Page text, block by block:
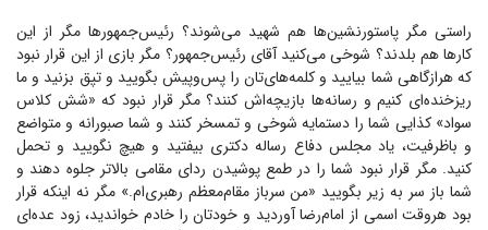
راستی مگر پاستورنشین‌ها هم شهید می‌شوند؟ رئیس‌جمهور‌ها مگر از این
کار‌ها هم بلدند؟ شوخی می‌کنید آقای رئیس‌جمهور؟ مگر بازی از این قرار نبود
که هرازگاهی شما بیایید و کلمه‌های‌تان را پس‌و‌پیش بگویید و تپق بزنید و ما
ریزخنده‌ای کنیم و رسانه‌ها بازیچه‌اش کنند؟ مگر قرار نبود که «شش کلاس
سواد» کذایی شما را دستمایه شوخی و تمسخر کنند و شما صبورانه و متواضع
و باظرفیت، یاد مجلس دفاع رساله دکتری بیفتید و هیچ نگویید و تحمل
کنید. مگر قرار نبود شما را در طمع پوشیدن ردای مقامی بالاتر جلوه دهند و
شما باز سر به زیر بگویید «من سرباز مقام‌معظم رهبری‌ام.» مگر نه اینکه قرار
بود هروقت اسمی از امام‌رضا آوردید و خودتان را خادم خواندید، زود عده‌ای